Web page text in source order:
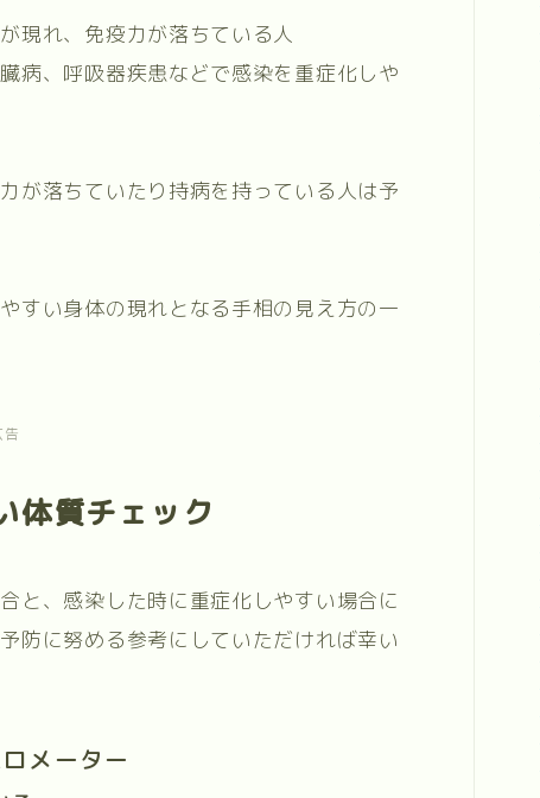
現れ、免疫力が落ちている人
病、呼吸器疾患などで感染を重症化しや
が落ちていたり持病を持っている人は予
すい身体の現れとなる手相の見え方の一
告
体質チェック
と、感染した時に重症化しやすい場合に
防に努める参考にしていただければ幸い
メーター